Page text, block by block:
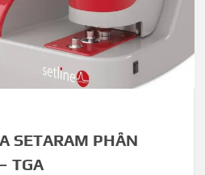
SETARAM PHÂN
TGA